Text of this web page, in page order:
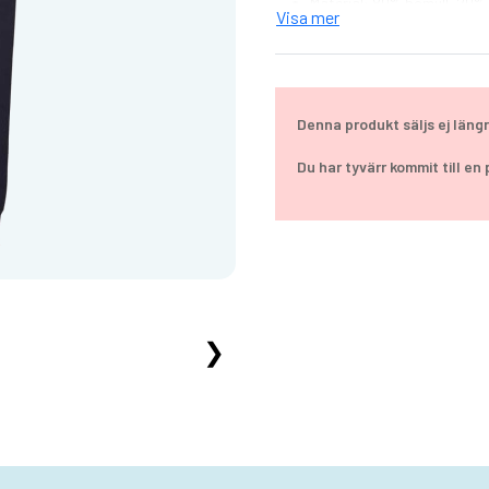
❯
Vikt: 240 g/m²
Storlekar: S - 2XL
Visa mer
Denna produkt säljs ej
Du har tyvärr kommit till